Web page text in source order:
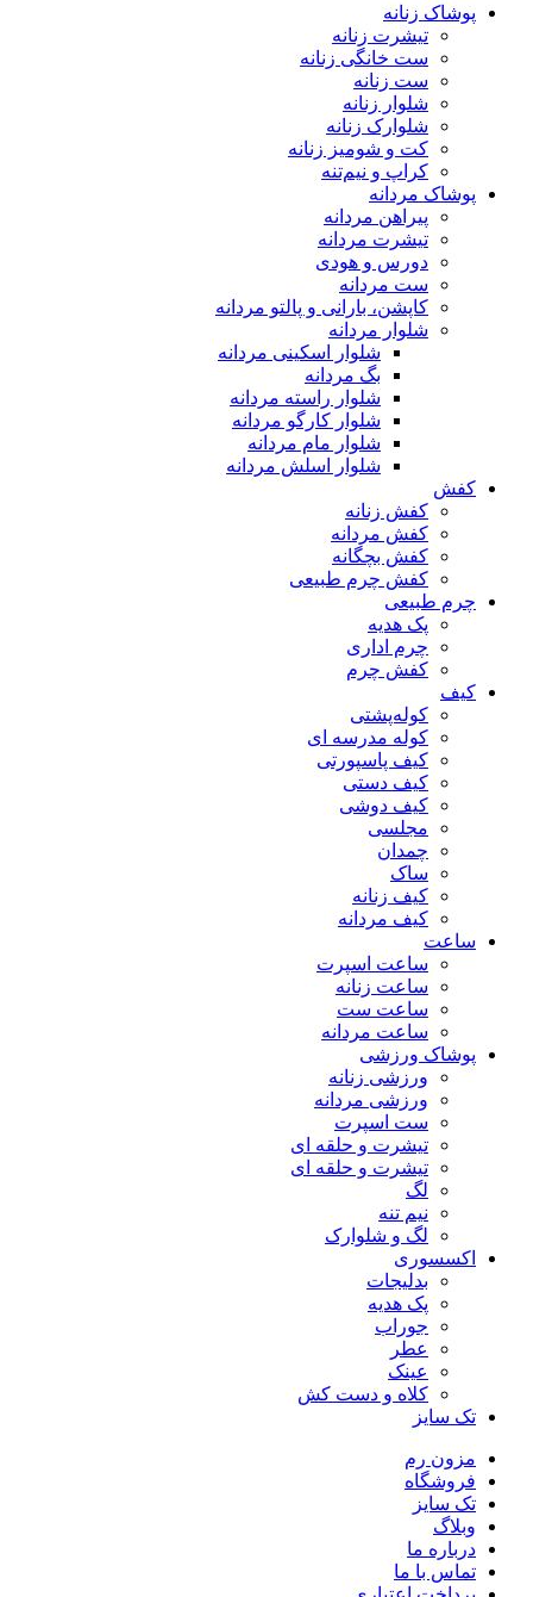
پوشاک زنانه
تیشرت زنانه
ست خانگی زنانه
ست زنانه
شلوار زنانه
شلوارک زنانه
کت و شومیز زنانه
کراپ و نیم‌تنه
پوشاک مردانه
پیراهن مردانه
تیشرت مردانه
دورس و هودی
ست مردانه
کاپشن، بارانی و پالتو مردانه
شلوار مردانه
شلوار اسکینی مردانه
بگ مردانه
شلوار راسته مردانه
شلوار کارگو مردانه
شلوار مام مردانه
شلوار اسلش مردانه
کفش
کفش زنانه
کفش مردانه
کفش بچگانه
کفش چرم طبیعی
چرم طبیعی
پک هدیه
چرم اداری
کفش چرم
کیف
کوله‌پشتی
کوله مدرسه ای
کیف پاسپورتی
کیف دستی
کیف دوشی
مجلسی
چمدان
ساک
کیف زنانه
کیف مردانه
ساعت
ساعت اسپرت
ساعت زنانه
ساعت ست
ساعت مردانه
پوشاک ورزشی
ورزشی زنانه
ورزشی مردانه
ست اسپرت
تیشرت و حلقه ای
تیشرت و حلقه ای
لگ
نیم تنه
لگ و شلوارک
اکسسوری
بدلیجات
پک هدیه
جوراب
عطر
عینک
کلاه و دست کش
تک سایز
مزون رم
فروشگاه
تک سایز
وبلاگ
درباره ما
تماس با ما